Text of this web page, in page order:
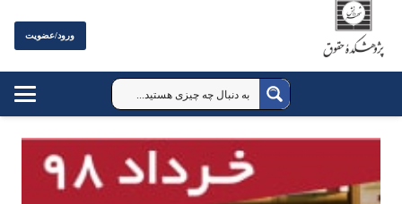
ورود/عضویت